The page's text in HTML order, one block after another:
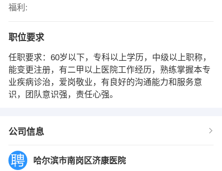
福利:
职位要求
任职要求：60岁以下，专科以上学历，中级以上职称，
能变更注册，有二甲以上医院工作经历，熟练掌握本专
业疾病诊治，爱岗敬业，有良好的沟通能力和服务意
识，团队意识强，责任心强。
公司信息
哈尔滨市南岗区济康医院